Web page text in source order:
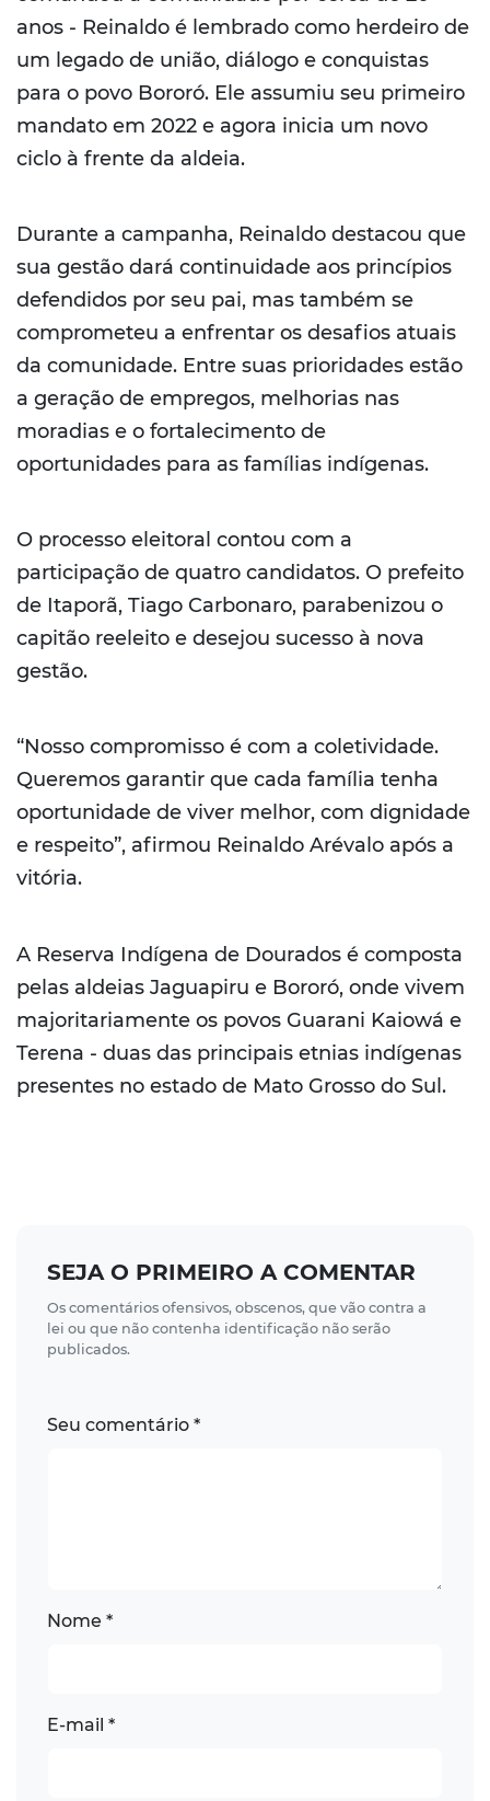
anos - Reinaldo é lembrado como herdeiro de
um legado de união, diálogo e conquistas
para o povo Bororó. Ele assumiu seu primeiro
mandato em 2022 e agora inicia um novo
ciclo à frente da aldeia.
Durante a campanha, Reinaldo destacou que
sua gestão dará continuidade aos princípios
defendidos por seu pai, mas também se
comprometeu a enfrentar os desafios atuais
da comunidade. Entre suas prioridades estão
a geração de empregos, melhorias nas
moradias e o fortalecimento de
oportunidades para as famílias indígenas.
O processo eleitoral contou com a
participação de quatro candidatos. O prefeito
de Itaporã, Tiago Carbonaro, parabenizou o
capitão reeleito e desejou sucesso à nova
gestão.
“Nosso compromisso é com a coletividade.
Queremos garantir que cada família tenha
oportunidade de viver melhor, com dignidade
e respeito”, afirmou Reinaldo Arévalo após a
vitória.
A Reserva Indígena de Dourados é composta
pelas aldeias Jaguapiru e Bororó, onde vivem
majoritariamente os povos Guarani Kaiowá e
Terena - duas das principais etnias indígenas
presentes no estado de Mato Grosso do Sul.
SEJA O PRIMEIRO A COMENTAR
Os comentários ofensivos, obscenos, que vão contra a
lei ou que não contenha identificação não serão
publicados.
Seu comentário *
Nome *
E-mail *